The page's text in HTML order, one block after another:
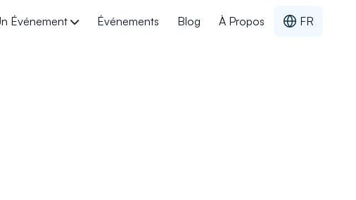
Événement Événements Blog À Propos FR